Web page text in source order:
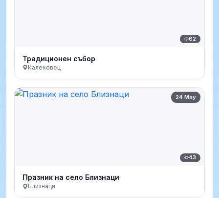
62
Традиционен събор
Калековец
24 May
43
Празник на село Близнаци
Близнаци